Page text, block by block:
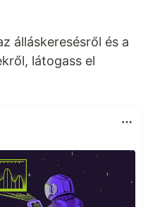
álláskeresésről és a
látogass el